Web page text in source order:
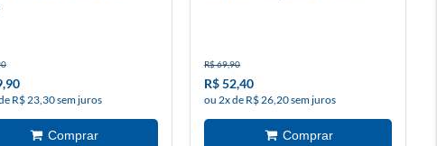
R$ 23,30 sem juros
R$ 69,90
R$ 52,40
ou 2x de R$ 26,20 sem juros